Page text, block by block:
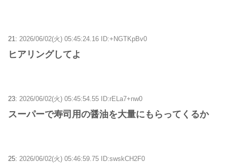
21: 2026/06/02(火) 05:45:24.16 ID:+NGTKpBv0
ヒアリングしてよ
23: 2026/06/02(火) 05:45:54.55 ID:rELa7+nw0
スーパーで寿司用の醤油を大量にもらってくるか
25: 2026/06/02(火) 05:46:59.75 ID:swskCH2F0